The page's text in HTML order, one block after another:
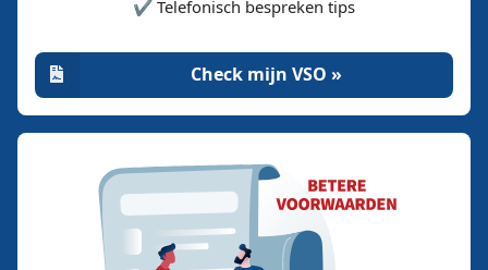
✔️ Telefonisch bespreken tips
Check mijn VSO »